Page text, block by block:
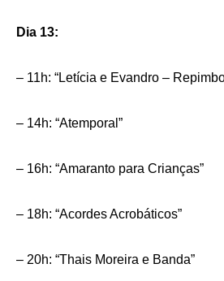
Dia 13:
– 11h: “Letícia e Evandro –
– 14h: “Atemporal”
– 16h: “Amaranto para Crianças”
– 18h: “Acordes Acrobáticos”
– 20h: “Thais Moreira e Banda”